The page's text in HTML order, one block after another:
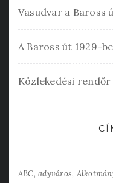
Vasudvar a Baross
A Baross út 1929-
Közlekedési
ABC adyváros